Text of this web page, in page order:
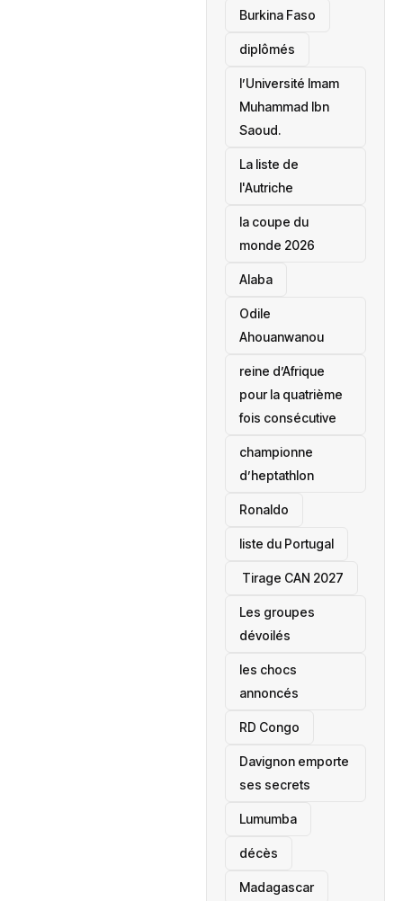
Burkina Faso
diplômés
l’Université Imam
Muhammad Ibn
Saoud.
‎La liste de
l'Autriche
la coupe du
monde 2026
Alaba
Odile
Ahouanwanou
reine d’Afrique
pour la quatrième
fois consécutive
championne
d’heptathlon
Ronaldo
liste du Portugal
‎ Tirage CAN 2027
Les groupes
dévoilés
les chocs
annoncés
‎RD Congo
Davignon emporte
ses secrets
Lumumba
décès
‎Madagascar